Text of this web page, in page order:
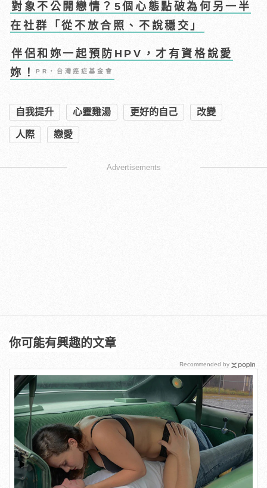
對象不公開戀情？5個心態點破為何另一半
在社群「從不放合照、不說穩交」
伴侶和妳一起預防HPV，才有資格說愛
妳！PR・台灣癌症基金會
自我提升 心靈雞湯 更好的自己 改變
人際 戀愛
Advertisements
你可能有興趣的文章
Recommended by